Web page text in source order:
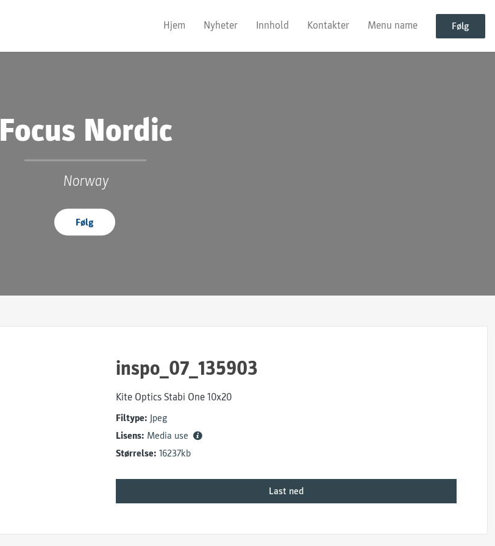
Hjem Nyheter Innhold Kontakter Menu name Følg
Focus Nordic
Norway
Følg
inspo_07_135903
Kite Optics Stabi One 10x20
Filtype: Jpeg
Lisens: Media use
Størrelse: 16237kb
Last ned